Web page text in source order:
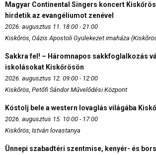
Magyar Continental Singers koncert
hirdetik az evangéliumot zenével
2026. augusztus 11. 18:00 - 21:00
Kiskőrös, Oázis Apostoli Gyülekezet imaháza
Sakkra fel! – Háromnapos sakkfoglalkozás
iskolásokat Kiskőrösön
2026. augusztus 12. 09:00 - 12:00
Kiskőrös, Petőfi Sándor Művelődési Központ
Kóstolj bele a western lovaglás világába
2026. augusztus 15. 10:00 - 17:00
Kiskőrös, István lovastanya
Ünnepi szabadtéri szentmise, kenyér- és